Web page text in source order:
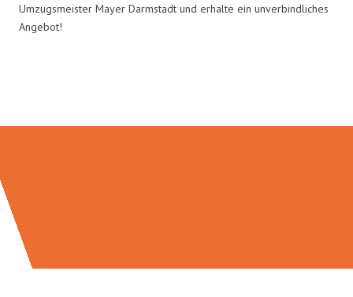
Umzugsmeister Mayer Darmstadt und erhalte ein unverbindliches
Angebot!